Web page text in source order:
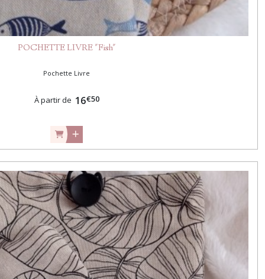
POCHETTE LIVRE "Fish"
Pochette Livre
À partir de 16€50